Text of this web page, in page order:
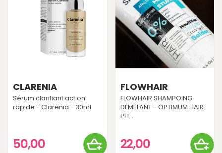
CLARENIA
Sérum clarifiant action
rapide - Clarenia - 30ml
50,00
FLOWHAIR
FLOWHAIR SHAMPOING
DÉMÊLANT - OPTIMUM HAIR
PH...
22,00